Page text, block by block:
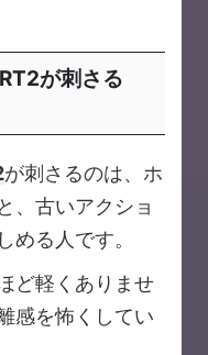
が刺さる
が刺さるのは、ホ
、古いアクショ
める人です。
ど軽くありませ
感を怖くしてい